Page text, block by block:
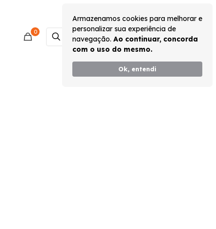
Armazenamos cookies para melhorar e
personalizar sua experiência de
navegação. Ao continuar, concorda
com o uso do mesmo.
Ok, entendi
0 Monte seu Kit